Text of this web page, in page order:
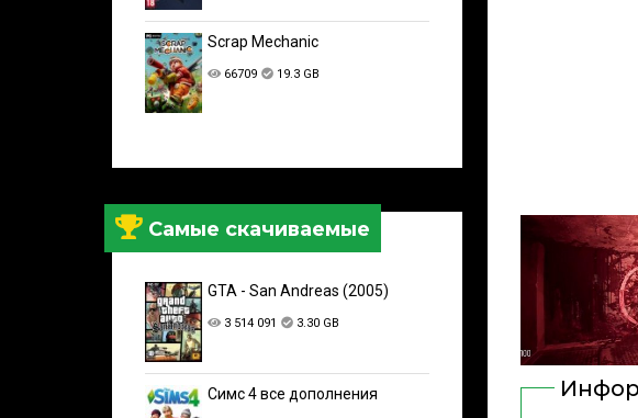
Scrap Mechanic
66709 19.3 GB
Самые скачиваемые
GTA - San Andreas (2005)
3 514 091 3.30 GB
Симс 4 все дополнения